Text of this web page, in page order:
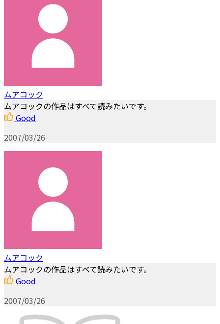
ムアコック
ムアコックの作品はすべて読みたいです。
Good
2007/03/26
ムアコック
ムアコックの作品はすべて読みたいです。
Good
2007/03/26